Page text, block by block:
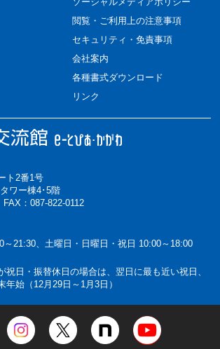
閲覧・ご利用上の注意事項
セキュリティ・免責事項
会社案内
各種書式ダウンロード
リンク
ト2番1号
ワー棟4･5階
：087-822-0112
～21:30、土曜日・日曜日・祝日 10:00～18:00
祝日・振替休日の場合は、翌日に最も近い祝日、
年始（12月29日～1月3日）